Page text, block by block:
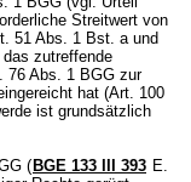
Streitwert von
51 Abs. 1 Bst. a und
zutreffende
76 Abs. 1 BGG zur
hat (Art. 100
ist grundsätzlich
( BGE 133 III 393 E.